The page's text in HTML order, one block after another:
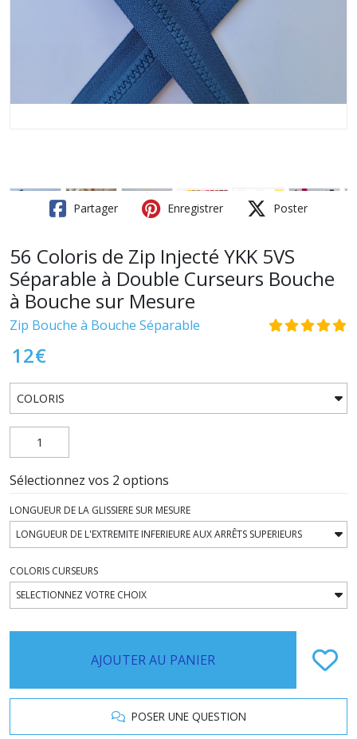
Partager Enregistrer Poster
56 Coloris de Zip Injecté YKK 5VS
Séparable à Double Curseurs Bouche
à Bouche sur Mesure
Zip Bouche à Bouche Séparable
12€
Sélectionnez vos 2 options
LONGUEUR DE LA GLISSIERE SUR MESURE
COLORIS CURSEURS
AJOUTER AU PANIER
POSER UNE QUESTION